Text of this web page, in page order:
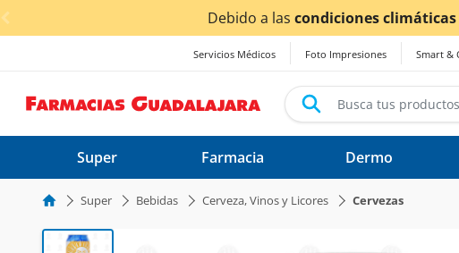
< div class="carousel-inner">
de entrega podrían verse afectados.
Servicios Médicos Foto Impresiones Smart &
Super Farmacia Dermo
Super Bebidas Cerveza, Vinos y Licores Cervezas